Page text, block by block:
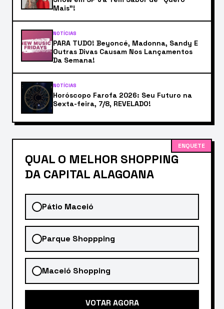
Mais”!
NOTÍCIAS
PARA TUDO! Beyoncé, Madonna, Sandy E
Outras Divas Causam Nos Lançamentos
Da Semana!
NOTÍCIAS
Horóscopo Farofa 2026: Seu Futuro na
Sexta-feira, 7/8, REVELADO!
ENQUETE
QUAL O MELHOR SHOPPING
DA CAPITAL ALAGOANA
Pátio Maceió
Parque Shoppping
Maceió Shopping
VOTAR AGORA